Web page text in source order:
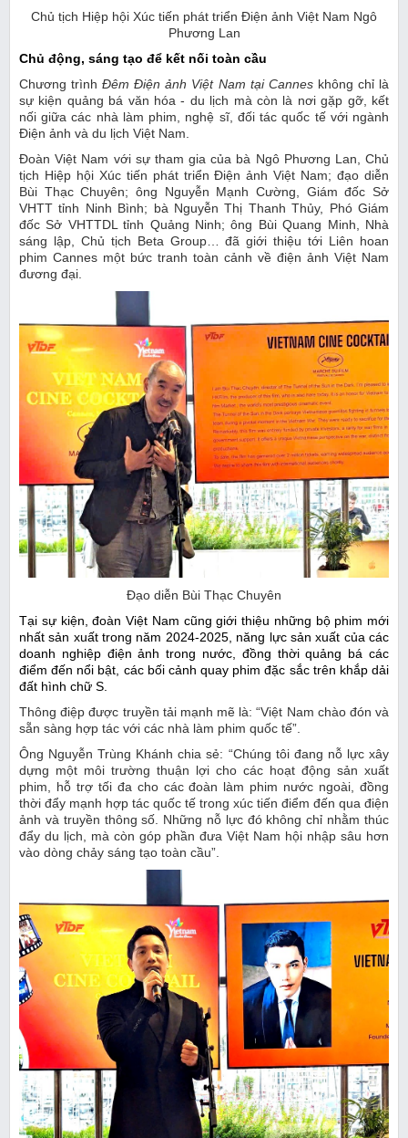
Chủ tịch Hiệp hội Xúc tiến phát triển Điện ảnh Việt Nam Ngô
Phương Lan
Chủ động, sáng tạo để kết nối toàn cầu
Chương trìnhĐêm Điện ảnh Việt Nam tại Canneskhông chỉ là
sự kiện quảng bá văn hóa - du lịch mà còn là nơi gặp gỡ, kết
nối giữa các nhà làm phim, nghệ sĩ, đối tác quốc tế với ngành
Điện ảnh và du lịch Việt Nam.
Đoàn Việt Nam với sự tham gia của bà Ngô Phương Lan, Chủ
tịch Hiệp hội Xúc tiến phát triển Điện ảnh Việt Nam; đạo diễn
Bùi Thạc Chuyên; ông Nguyễn Mạnh Cường, Giám đốc Sở
VHTT tỉnh Ninh Bình; bà Nguyễn Thị Thanh Thủy, Phó Giám
đốc Sở VHTTDL tỉnh Quảng Ninh; ông Bùi Quang Minh, Nhà
sáng lập, Chủ tịch Beta Group… đã giới thiệu tới Liên hoan
phim Cannes một bức tranh toàn cảnh về điện ảnh Việt Nam
đương đại.
Đạo diễn Bùi Thạc Chuyên
Tại sự kiện, đoàn Việt Nam cũng giới thiệu những bộ phim mới
nhất sản xuất trong năm 2024-2025, năng lực sản xuất của các
doanh nghiệp điện ảnh trong nước, đồng thời quảng bá các
điểm đến nổi bật, các bối cảnh quay phim đặc sắc trên khắp dải
đất hình chữ S.
Thông điệp được truyền tải mạnh mẽ là: “Việt Nam chào đón và
sẵn sàng hợp tác với các nhà làm phim quốc tế”.
Ông Nguyễn Trùng Khánh chia sẻ: “Chúng tôi đang nỗ lực xây
dựng một môi trường thuận lợi cho các hoạt động sản xuất
phim, hỗ trợ tối đa cho các đoàn làm phim nước ngoài, đồng
thời đẩy mạnh hợp tác quốc tế trong xúc tiến điểm đến qua điện
ảnh và truyền thông số. Những nỗ lực đó không chỉ nhằm thúc
đẩy du lịch, mà còn góp phần đưa Việt Nam hội nhập sâu hơn
vào dòng chảy sáng tạo toàn cầu”.